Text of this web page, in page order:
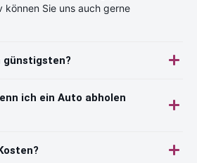
können Sie uns auch gerne
günstigsten?
ich ein Auto abholen